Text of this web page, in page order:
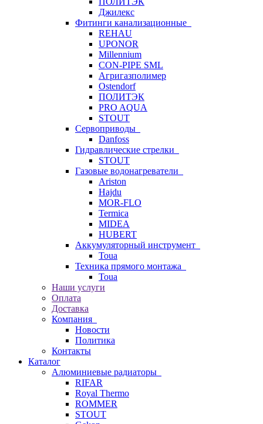
Джилекс
Фитинги канализационные
REHAU
UPONOR
Millennium
CON-PIPE SML
Агригазполимер
Ostendorf
ПОЛИТЭК
PRO AQUA
STOUT
Сервоприводы
Danfoss
Гидравлические стрелки
STOUT
Газовые водонагреватели
Ariston
Hajdu
MOR-FLO
Termica
MIDEA
HUBERT
Аккумуляторный инструмент
Toua
Техника прямого монтажа
Toua
Наши услуги
Оплата
Доставка
Компания
Новости
Политика
Контакты
Каталог
Алюминиевые радиаторы
RIFAR
Royal Thermo
ROMMER
STOUT